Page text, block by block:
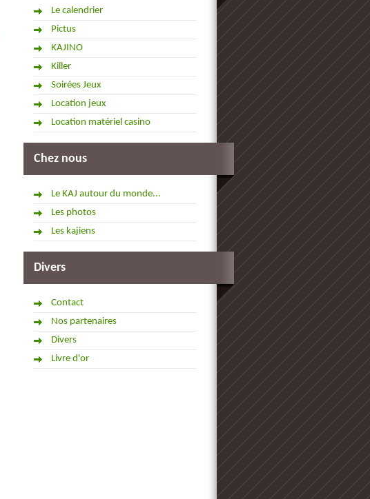
Le calendrier
Pictus
KAJINO
Killer
Soirées Jeux
Location jeux
Location matériel casino
Chez nous
Le KAJ autour du monde...
Les photos
Les kajiens
Divers
Contact
Nos partenaires
Divers
Livre d'or